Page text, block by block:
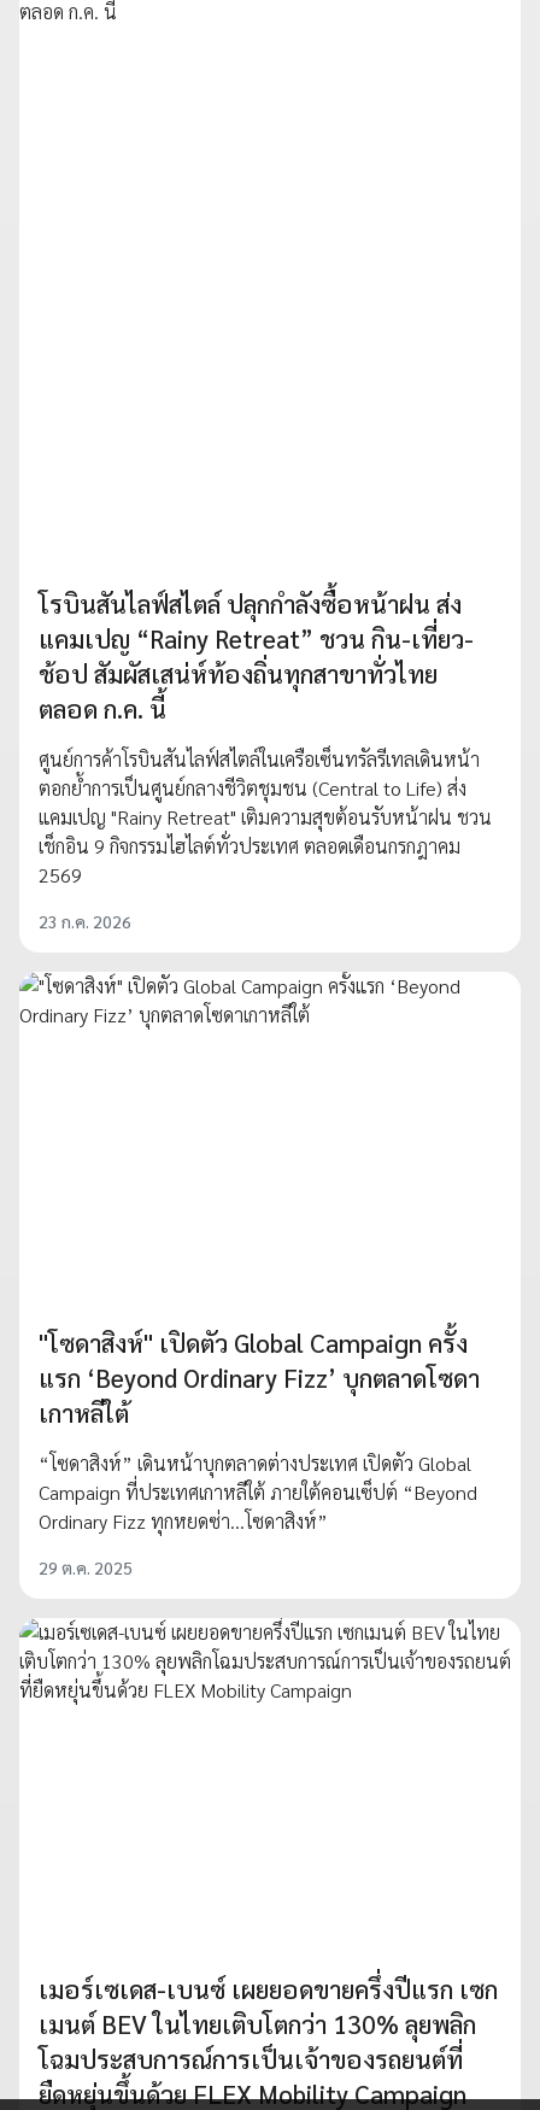
โรบินสันไลฟ์สไตล์ ปลุกกำลังซื้อหน้าฝน ส่ง
แคมเปญ “Rainy Retreat” ชวน กิน-เที่ยว-
ช้อป สัมผัสเสน่ห์ท้องถิ่นทุกสาขาทั่วไทย
ตลอด ก.ค. นี้
ศูนย์การค้าโรบินสันไลฟ์สไตล์ในเครือเซ็นทรัลรีเทลเดินหน้า
ตอกย้ำการเป็นศูนย์กลางชีวิตชุมชน (Central to Life) ส่ง
แคมเปญ "Rainy Retreat" เติมความสุขต้อนรับหน้าฝน ชวน
เช็กอิน 9 กิจกรรมไฮไลต์ทั่วประเทศ ตลอดเดือนกรกฎาคม
2569
23 ก.ค. 2026
"โซดาสิงห์" เปิดตัว Global Campaign ครั้ง
แรก ‘Beyond Ordinary Fizz’ บุกตลาดโซดา
เกาหลีใต้
“โซดาสิงห์” เดินหน้าบุกตลาดต่างประเทศ เปิดตัว Global
Campaign ที่ประเทศเกาหลีใต้ ภายใต้คอนเซ็ปต์ “Beyond
Ordinary Fizz ทุกหยดซ่า…โซดาสิงห์”
29 ต.ค. 2025
เมอร์เซเดส-เบนซ์ เผยยอดขายครึ่งปีแรก เซก
เมนต์ BEV ในไทยเติบโตกว่า 130% ลุยพลิก
โฉมประสบการณ์การเป็นเจ้าของรถยนต์ที่
ยืดหยุ่นขึ้นด้วย FLEX Mobility Campaign